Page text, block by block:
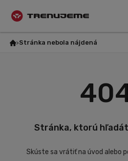
Stránka nebola nájdená
Stránka, ktorú
Skúste sa vrátiť na úvod alebo